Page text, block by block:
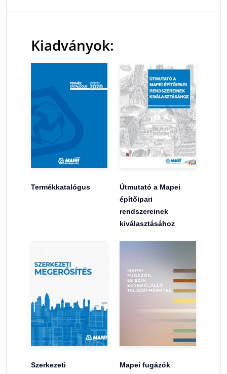
Kiadványok:
Termékkatalógus
Útmutató a Mapei
építőipari
rendszereinek
kiválasztásához
Szerkezeti
Mapei fugázók